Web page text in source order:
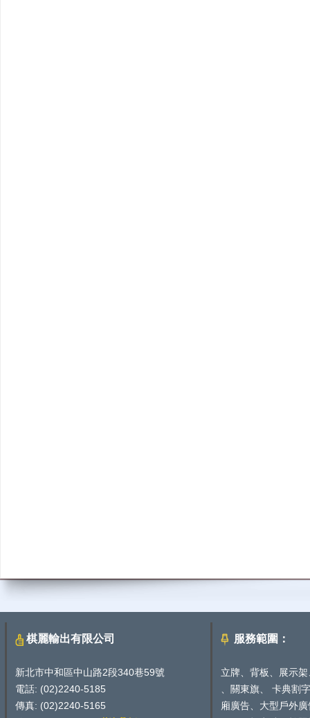
棋麗輸出有限公司
新北市中和區中山路2段340巷59號
電話: (02)2240-5185
傳真: (02)2240-5165
服務範圍：
立牌、背板、展示
、關東旗、 卡典割
廂廣告、大型戶外